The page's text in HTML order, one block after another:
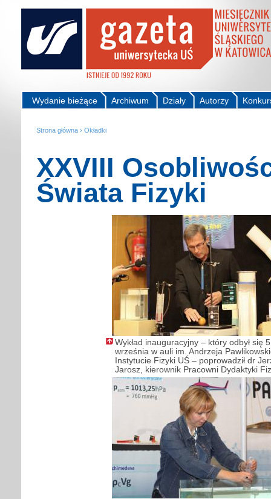
Autorzy
Działy
Archiwum
Wydanie bieżące
Strona główna › Okładki
XXVIII
Świata Fizyki
Wykład inauguracyjny – który odbył się 5
września w auli im. Andrzeja
Instytucie Fizyki UŚ – poprowadził dr
Jarosz, kierownik Pracowni Dydaktyki